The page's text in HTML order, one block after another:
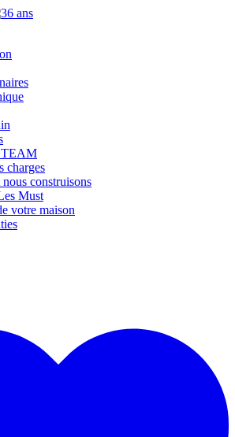
TEAM
charges
construisons
Must
votre maison